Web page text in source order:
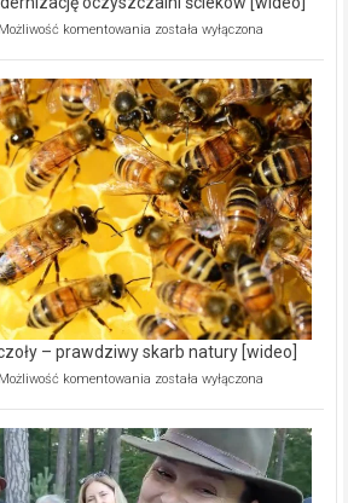
Możliwość komentowania Ekologiczne
Wręczyca
Wielka
z
dofinansowaniem
ponad
15,6
mln
na
modernizację
oczyszczalni
ścieków
[wideo]
została wyłączona
– prawdziwy skarb natury [wideo]
Możliwość komentowania Ekologiczne
–
prawdziwy
skarb
natury
została wyłączona